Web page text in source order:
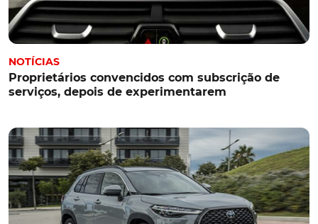
NOTÍCIAS
Proprietários convencidos com subscrição de
serviços, depois de experimentarem